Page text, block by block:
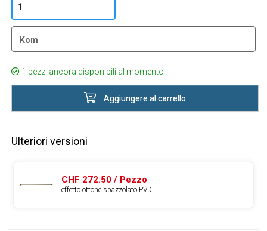
Kom
1 pezzi ancora disponibili al momento
Aggiungere al carrello
Ulteriori versioni
CHF 272.50 / Pezzo
effetto ottone spazzolato PVD